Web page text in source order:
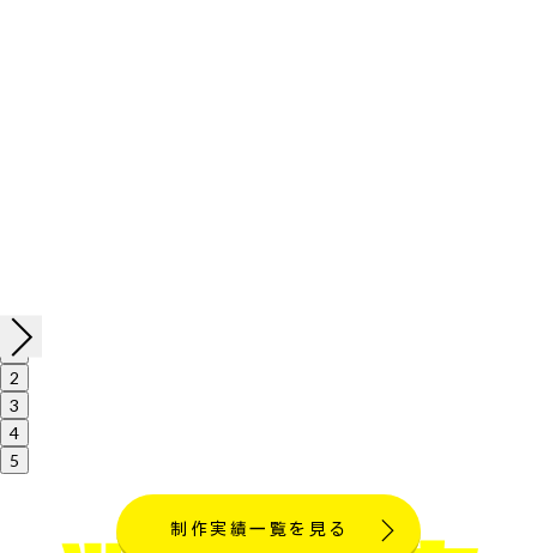
1
2
3
4
5
制作実績一覧を見る